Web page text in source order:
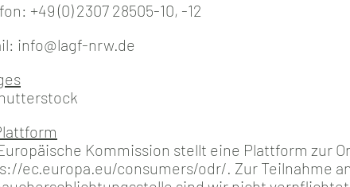
+49 (0) 2307 28505-10, -12
info@lagf-nrw.de
Kommission stellt eine Plattform zur
ec.europa.eu/consumers/odr/. Zur Teilnahme